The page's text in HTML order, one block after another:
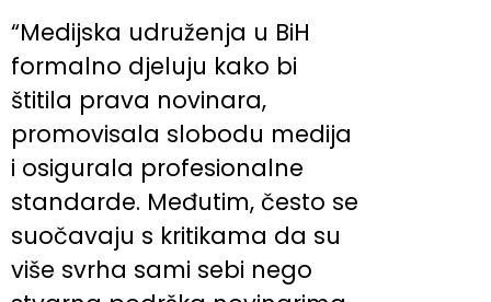
“Medijska udruženja u BiH
formalno djeluju kako bi
štitila prava novinara,
promovisala slobodu medija
i osigurala profesionalne
standarde. Međutim, često se
suočavaju s kritikama da su
više svrha sami sebi nego